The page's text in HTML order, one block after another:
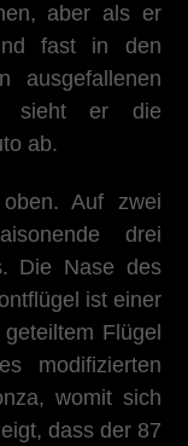
aber als er
fast in den
ausgefallenen
sieht er die
ab.
Auf zwei
drei
Die Nase des
ist einer
Flügel
modifizierten
womit sich
dass der 87